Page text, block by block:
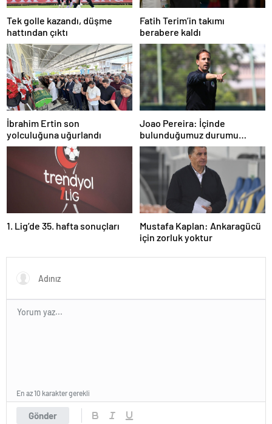
Tek golle kazandı, düşme
hattından çıktı
Fatih Terim’in takımı
berabere kaldı
İbrahim Ertin son
yolculuğuna uğurlandı
Joao Pereira: İçinde
bulunduğumuz durumu
herkesin anlaması gerek
1. Lig’de 35. hafta sonuçları
Mustafa Kaplan: Ankaragücü
için zorluk yoktur
Gönder
En az 10 karakter gerekli